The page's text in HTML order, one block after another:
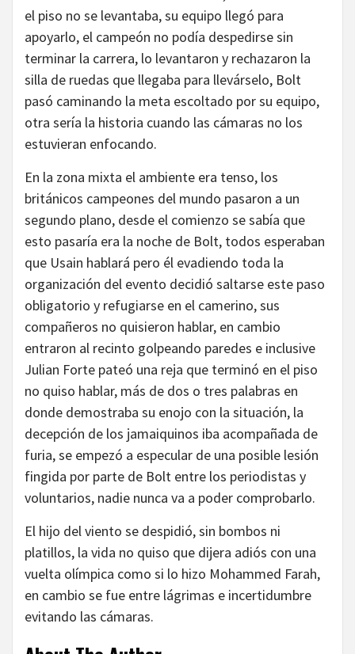
el piso no se levantaba, su equipo llegó para
apoyarlo, el campeón no podía despedirse sin
terminar la carrera, lo levantaron y rechazaron la
silla de ruedas que llegaba para llevárselo, Bolt
pasó caminando la meta escoltado por su equipo,
otra sería la historia cuando las cámaras no los
estuvieran enfocando.
En la zona mixta el ambiente era tenso, los
británicos campeones del mundo pasaron a un
segundo plano, desde el comienzo se sabía que
esto pasaría era la noche de Bolt, todos esperaban
que Usain hablará pero él evadiendo toda la
organización del evento decidió saltarse este paso
obligatorio y refugiarse en el camerino, sus
compañeros no quisieron hablar, en cambio
entraron al recinto golpeando paredes e inclusive
Julian Forte pateó una reja que terminó en el piso
no quiso hablar, más de dos o tres palabras en
donde demostraba su enojo con la situación, la
decepción de los jamaiquinos iba acompañada de
furia, se empezó a especular de una posible lesión
fingida por parte de Bolt entre los periodistas y
voluntarios, nadie nunca va a poder comprobarlo.
El hijo del viento se despidió, sin bombos ni
platillos, la vida no quiso que dijera adiós con una
vuelta olímpica como si lo hizo Mohammed Farah,
en cambio se fue entre lágrimas e incertidumbre
evitando las cámaras.